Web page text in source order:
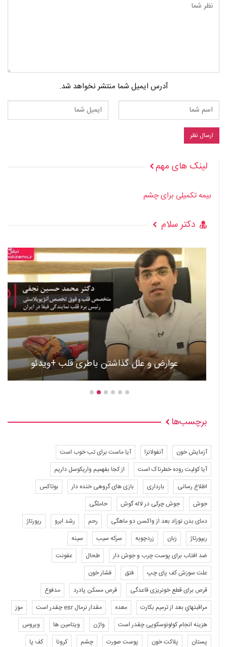
آدرس ایمیل شما منتشر نخواهد شد.
لینک های مهم
بیمه تکمیلی برای چشم
دکتر سلام
عوارض و علل گذاشتن باطری قلب +ویدئو
برچسب‌ها
آزمایش خون آنفولانزا
آیا ماست برای تب خوب است
آیا کولیت روده خطرناک است
از کجا بفهمیم واریکوسل داریم
اطلاع رسانی
بارداری بازی های گروهی خنده دار
بوتاکس
جوش
جوش چرکی در لاله گوش
حاملگی
دمای بدن نوزاد بعد از واکسن دو ماهگی
رحم رشد ابرو
رپورتاژ
ریپورتاژ
زبان زردچوبه سرکه سیب
سینه
ضد افتاب برای پوست چرب و جوش دار
طحال
عفونت
علت سوزش کف پای چپ
فتق
فشار خون
قرص برای قطع خونریزی قاعدگی
قرص مسکن پادرد
مدفوع
مراقبتهاي بعد از ترميم بكارت
معده مقدار نرمال esr چقدر است
موز
هزینه انجام کولونوسکوپی چقدر است
واژن ویتامین ها
ویروس
پستان
پلاکت خون پوست صورت چشم کرونا کف پا